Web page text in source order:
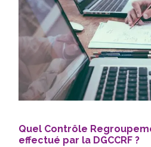
Quel Contrôle
effectué par la DGCCRF ?